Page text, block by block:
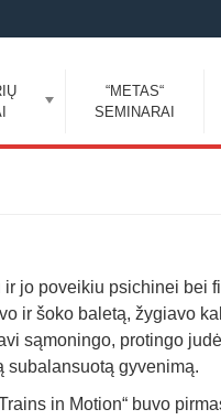
“METAS“
SEMINARAI
jo poveikiu psichinei bei
ir šoko baletą, žygiavo
sąmoningo, protingo
subalansuotą gyvenimą.
in Motion“ buvo